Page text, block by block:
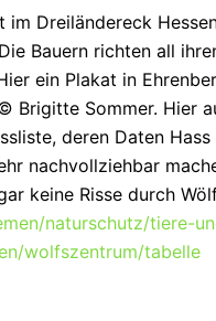
Dreiländereck
Bauern richten all
ein Plakat in
Brigitte Sommer. Hier
deren Daten Hass
nachvollziehbar
keine Risse durch
naturschutz/tiere-
wolfszentrum/tabelle